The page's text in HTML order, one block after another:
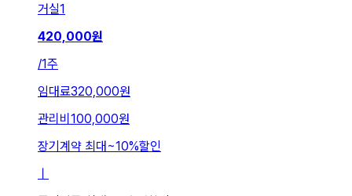
거실1
420,000원
/1주
임대료320,000원
관리비 100,000원
장기계약 최대~10%할인
ㅣ